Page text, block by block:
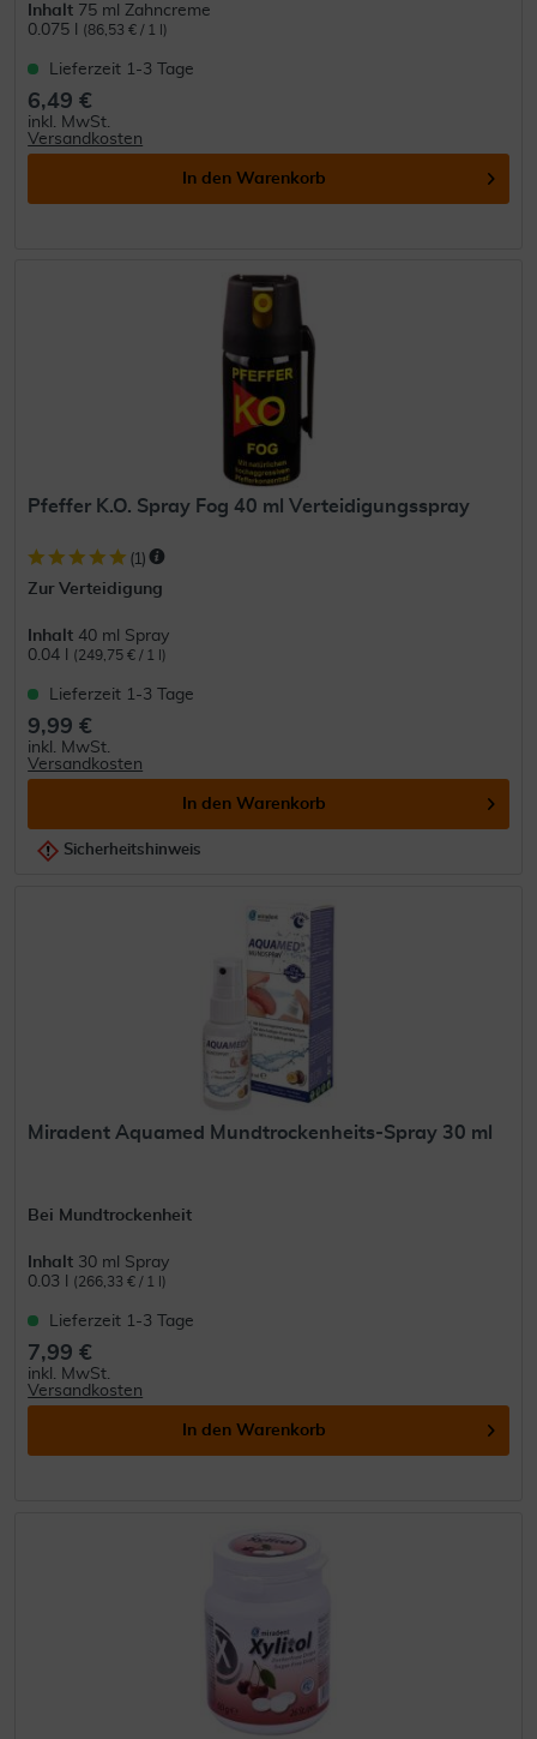
Inhalt 75 ml Zahncreme
0.075 l
(86,53 € / 1 l)
Lieferzeit 1-3 Tage
6,49 €
inkl. MwSt.
Versandkosten
In den Warenkorb
Pfeffer K.O. Spray Fog 40 ml Verteidigungsspray
(1)
Zur Verteidigung
Inhalt 40 ml Spray
0.04 l
(249,75 € / 1 l)
Lieferzeit 1-3 Tage
9,99 €
inkl. MwSt.
Versandkosten
In den Warenkorb
Sicherheitshinweis
Miradent Aquamed Mundtrockenheits-Spray 30 ml
Bei Mundtrockenheit
Inhalt 30 ml Spray
0.03 l
(266,33 € / 1 l)
Lieferzeit 1-3 Tage
7,99 €
inkl. MwSt.
Versandkosten
In den Warenkorb